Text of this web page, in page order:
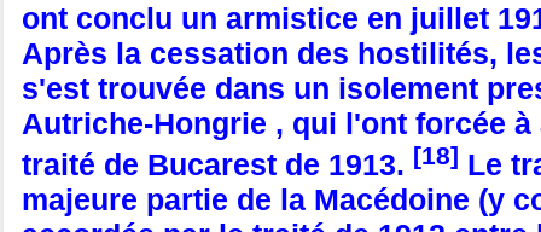
ont conclu un armistice en juillet
Après la cessation des hostilités,
s'est trouvée dans un isolement
Autriche-Hongrie , qui l'ont forcée
traité de Bucarest de 1913. [18] Le
majeure partie de la Macédoine (y